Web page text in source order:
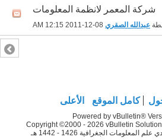
شركة المعمر لانظمة المعلومات
عبدالله الصقري 12:15 AM
كامل الموقع الأعلى
Powered by vBulletin®
Copyright ©2000 - 2026 vBulletin
الجغرافية 1426 - 1442 هـ